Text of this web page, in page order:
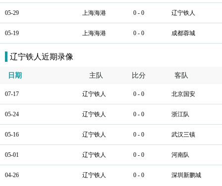
05-29 上海海港 0 - 0 辽宁铁人
05-19 上海海港 0 - 0 成都蓉城
辽宁铁人近期录像
日期 主队 比分 客队
07-17 辽宁铁人 0 - 0 北京国安
05-24 辽宁铁人 0 - 0 浙江队
05-16 辽宁铁人 0 - 0 武汉三镇
05-01 辽宁铁人 0 - 0 河南队
04-26 辽宁铁人 0 - 0 深圳新鹏城